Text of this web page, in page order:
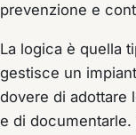
prevenzione e
La logica è quella
gestisce un
dovere di adottare
e di